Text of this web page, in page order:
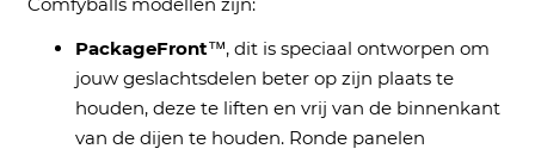
PackageFront™, dit is speciaal ontworpen om
jouw geslachtsdelen beter op zijn plaats te
houden, deze te liften en vrij van de binnenkant
van de dijen te houden. Ronde panelen